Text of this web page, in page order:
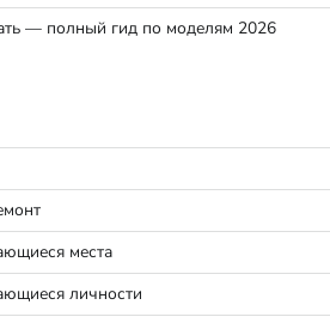
— полный гид по моделям 2026
места
личности